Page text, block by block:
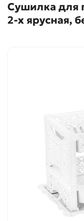
Сушилка для
2-х ярусная,